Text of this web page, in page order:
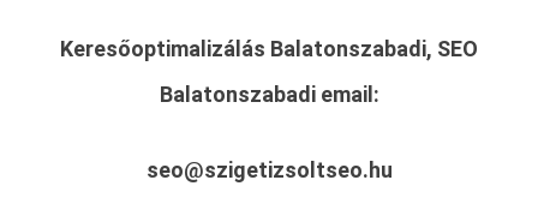
Keresőoptimalizálás Balatonszabadi, SEO
Balatonszabadi email:
seo@szigetizsoltseo.hu